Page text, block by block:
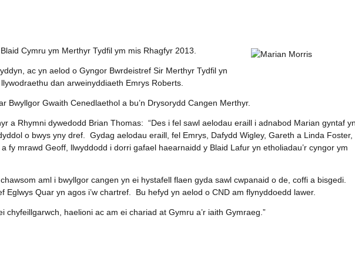
Cymru ym Merthyr Tydfil ym mis Rhagfyr 2013.
ac yn aelod o Gyngor Bwrdeistref Sir Merthyr Tydfil yn
dan arweinyddiaeth Emrys Roberts.
Bwyllgor Gwaith Cenedlaethol a bu’n Drysorydd Cangen Merthyr.
a Rhymni dywedodd Brian Thomas: “Des i fel sawl aelodau eraill i adnabod Marian gyntaf
o bwys yny dref. Gydag aelodau eraill, fel Emrys, Dafydd Wigley, Gareth a Linda Foster,
fy mrawd Geoff, llwyddodd i dorri gafael haearnaidd y Blaid Lafur yn etholiadau’r cyngor ym
aml i bwyllgor cangen yn ei hystafell flaen gyda sawl cwpanaid o de, coffi a bisgedi.
Eglwys Quar yn agos i’w chartref. Bu hefyd yn aelod o CND am flynyddoedd lawer.
chyfeillgarwch, haelioni ac am ei chariad at Gymru a’r iaith Gymraeg.”